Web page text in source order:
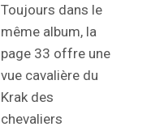
Toujours dans le
même album, la
page 33 offre une
vue cavalière du
Krak des
chevaliers